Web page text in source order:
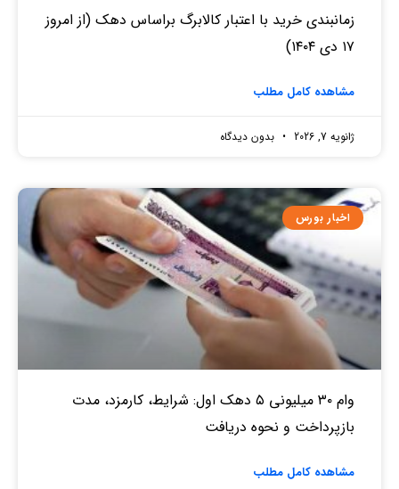
زمانبندی خرید با اعتبار کالابرگ براساس دهک (از امروز
۱۷ دی ۱۴۰۴)
مشاهده کامل مطلب
ژانویه 7, 2026 بدون دیدگاه
اخبار بورس
وام ۳۰ میلیونی ۵ دهک اول: شرایط، کارمزد، مدت
بازپرداخت و نحوه دریافت
مشاهده کامل مطلب